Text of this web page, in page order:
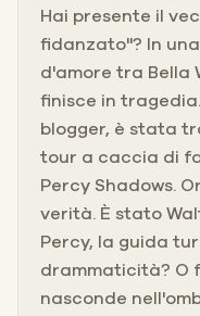
Hai presente il
fidanzato"? In
d'amore tra Bella
finisce in
blogger, è stata
tour a caccia di
Percy Shadows.
verità. È stato
Percy, la guida
drammaticità? O
nasconde